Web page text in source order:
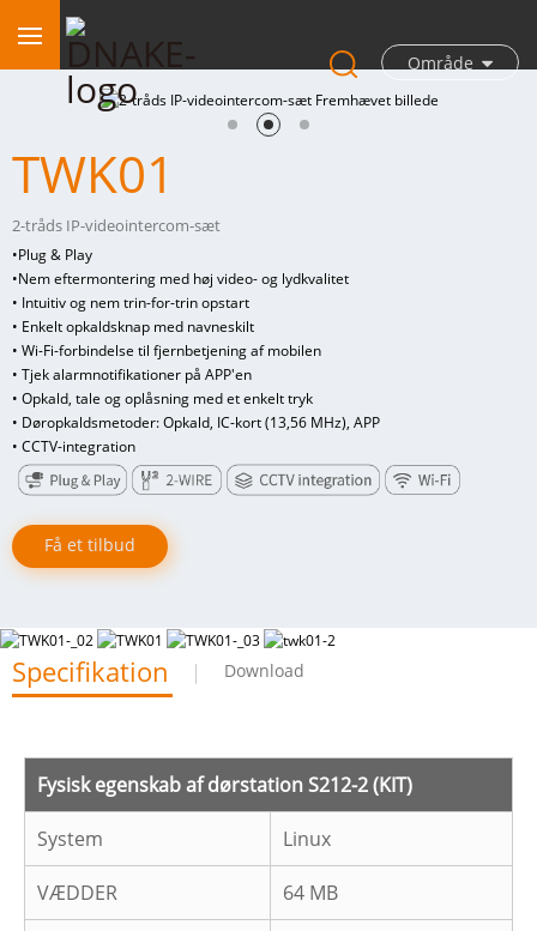
Område
TWK01
2-tråds IP-videointercom-sæt
•Plug & Play
•Nem eftermontering med høj video- og lydkvalitet
• Intuitiv og nem trin-for-trin opstart
• Enkelt opkaldsknap med navneskilt
• Wi-Fi-forbindelse til fjernbetjening af mobilen
• Tjek alarmnotifikationer på APP'en
• Opkald, tale og oplåsning med et enkelt tryk
• Døropkaldsmetoder: Opkald, IC-kort (13,56 MHz), APP
• CCTV-integration
Få et tilbud
Specifikation Download
Fysisk egenskab af dørstation S212-2 (KIT)
System Linux
VÆDDER 64 MB